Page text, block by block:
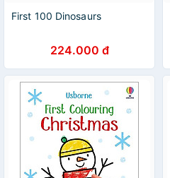
First 100 Dinosaurs
224.000 đ